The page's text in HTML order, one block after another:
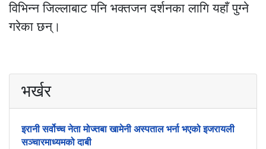
विभिन्न जिल्लाबाट पनि भक्तजन दर्शनका लागि यहाँ पुग्ने
गरेका छन्।
भर्खर
इरानी सर्वोच्च नेता मोज्तबा खामेनी अस्पताल भर्ना भएको इजरायली
सञ्चारमाध्यमको दाबी